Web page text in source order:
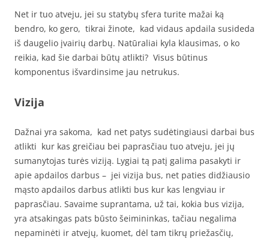
Net ir tuo atveju, jei su statybų sfera turite mažai ką
bendro, ko gero, tikrai žinote, kad vidaus apdaila susideda
iš daugelio įvairių darbų. Natūraliai kyla klausimas, o ko
reikia, kad šie darbai būtų atlikti? Visus būtinus
komponentus išvardinsime jau netrukus.
Vizija
Dažnai yra sakoma, kad net patys sudėtingiausi darbai bus
atlikti kur kas greičiau bei paprasčiau tuo atveju, jei jų
sumanytojas turės viziją. Lygiai tą patį galima pasakyti ir
apie apdailos darbus – jei vizija bus, net paties didžiausio
mąsto apdailos darbus atlikti bus kur kas lengviau ir
paprasčiau. Savaime suprantama, už tai, kokia bus vizija,
yra atsakingas pats būsto šeimininkas, tačiau negalima
nepaminėti ir atvejų, kuomet, dėl tam tikrų priežasčių,